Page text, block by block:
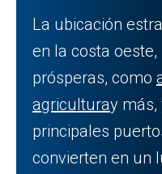
La ubicación
en la costa
prósperas, como
agriculturay más,
principales
convierten en un